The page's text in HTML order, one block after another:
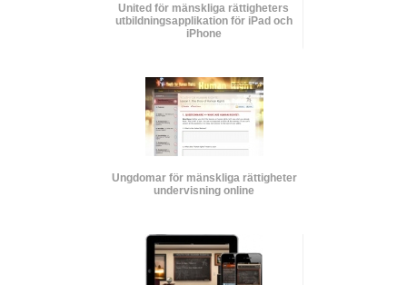
United för mänskliga rättigheters
utbildnings­applikation för iPad och
iPhone
Ungdomar för mänskliga rättigheter
undervisning online